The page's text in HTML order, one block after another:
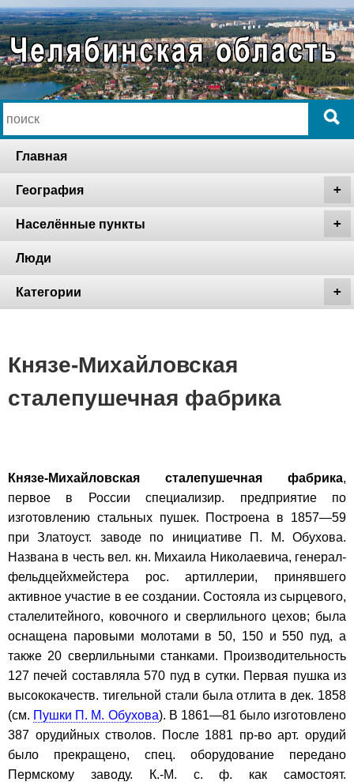
Главная
География
Населённые пункты
Люди
Категории
Князе-Михайловская
сталепушечная фабрика
Князе-Михайловская сталепушечная фабрика,
первое в России специализир. предприятие по
изготовлению стальных пушек. Построена в 1857—59
при Златоуст. заводе по инициативе П. М. Обухова.
Названа в честь вел. кн. Михаила Николаевича, генерал-
фельдцейхмейстера рос. артиллерии, принявшего
активное участие в ее создании. Состояла из сырцевого,
сталелитейного, ковочного и сверлильного цехов; была
оснащена паровыми молотами в 50, 150 и 550 пуд, а
также 20 сверлильными станками. Производительность
127 печей составляла 570 пуд в сутки. Первая пушка из
высококачеств. тигельной стали была отлита в дек. 1858
(см. Пушки П. М. Обухова). В 1861—81 было изготовлено
387 орудийных стволов. После 1881 пр-во арт. орудий
было прекращено, спец. оборудование передано
Пермскому заводу. К.-М. с. ф. как самостоят.